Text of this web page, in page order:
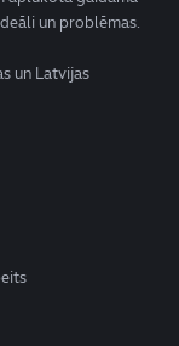
un problēmas.
un Latvijas